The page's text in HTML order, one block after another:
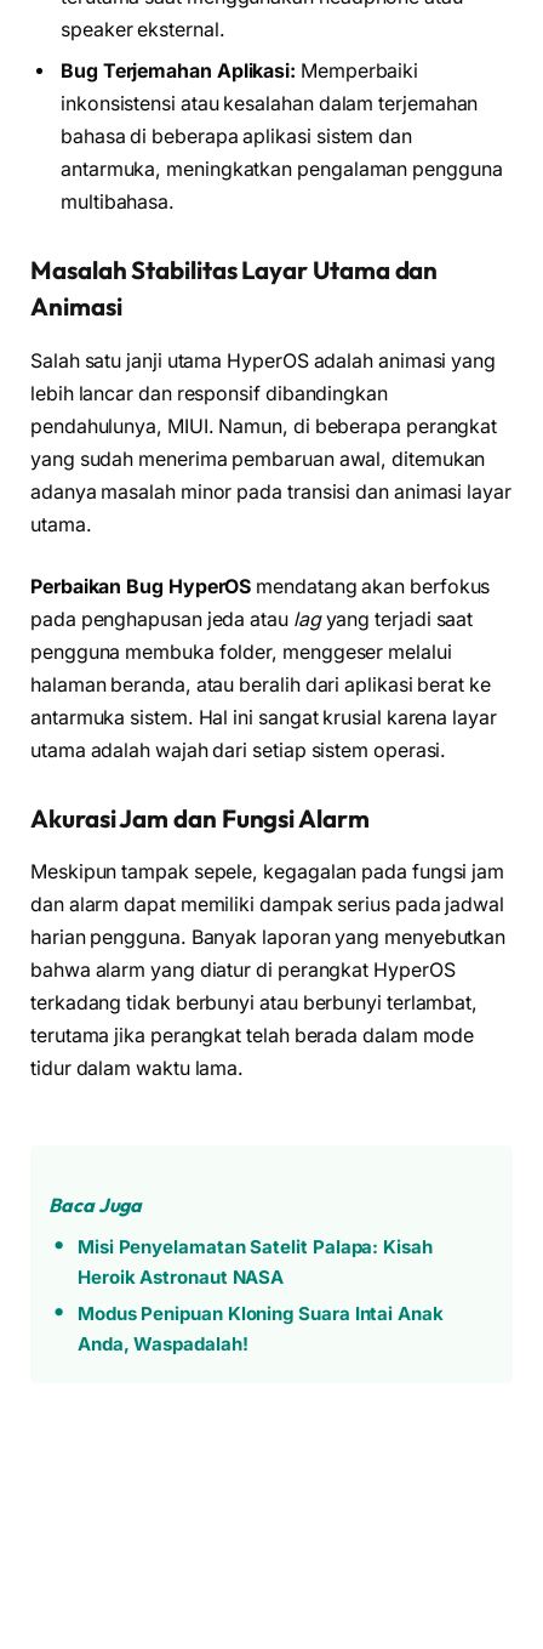
speaker eksternal.
Bug Terjemahan Aplikasi: Memperbaiki
inkonsistensi atau kesalahan dalam terjemahan
bahasa di beberapa aplikasi sistem dan
antarmuka, meningkatkan pengalaman pengguna
multibahasa.
Masalah Stabilitas Layar Utama dan
Animasi
Salah satu janji utama HyperOS adalah animasi yang
lebih lancar dan responsif dibandingkan
pendahulunya, MIUI. Namun, di beberapa perangkat
yang sudah menerima pembaruan awal, ditemukan
adanya masalah minor pada transisi dan animasi layar
utama.
Perbaikan Bug HyperOS mendatang akan berfokus
pada penghapusan jeda atau lagyang terjadi saat
pengguna membuka folder, menggeser melalui
halaman beranda, atau beralih dari aplikasi berat ke
antarmuka sistem. Hal ini sangat krusial karena layar
utama adalah wajah dari setiap sistem operasi.
Akurasi Jam dan Fungsi Alarm
Meskipun tampak sepele, kegagalan pada fungsi jam
dan alarm dapat memiliki dampak serius pada jadwal
harian pengguna. Banyak laporan yang menyebutkan
bahwa alarm yang diatur di perangkat HyperOS
terkadang tidak berbunyi atau berbunyi terlambat,
terutama jika perangkat telah berada dalam mode
tidur dalam waktu lama.
Baca Juga
Misi Penyelamatan Satelit Palapa: Kisah
Heroik Astronaut NASA
Modus Penipuan Kloning Suara Intai Anak
Anda, Waspadalah!